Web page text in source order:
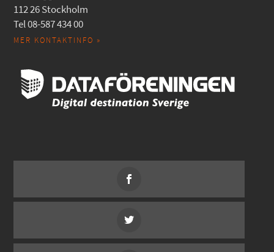
112 26 Stockholm
Tel 08-587 434 00
MER KONTAKTINFO »